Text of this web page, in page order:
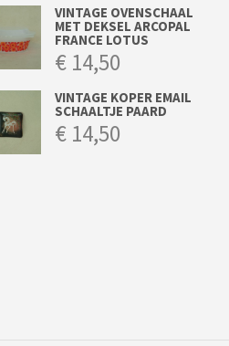
VINTAGE OVENSCHAAL
MET DEKSEL ARCOPAL
FRANCE LOTUS
€ 14,50
VINTAGE KOPER EMAIL
SCHAALTJE PAARD
€ 14,50